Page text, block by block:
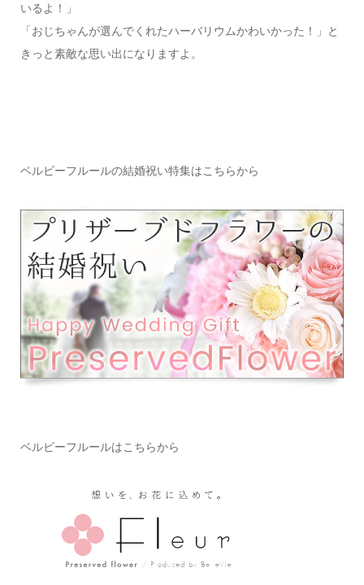
いるよ！」
「おじちゃんが選んでくれたハーバリウムかわいかった！」と
きっと素敵な思い出になりますよ。
ベルビーフルールの結婚祝い特集はこちらから
ベルビーフルールはこちらから